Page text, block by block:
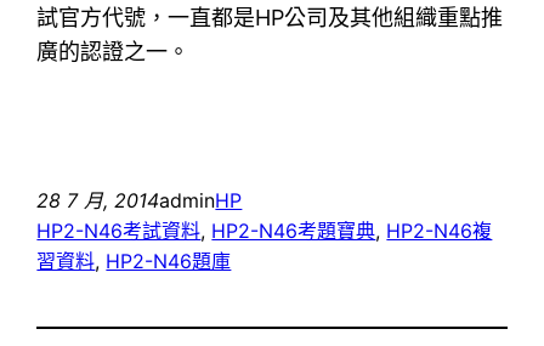
試官方代號，一直都是HP公司及其他組織重點推
廣的認證之一。
28 7 月, 2014adminHP
HP2-N46考試資料, HP2-N46考題寶典, HP2-N46複
習資料, HP2-N46題庫